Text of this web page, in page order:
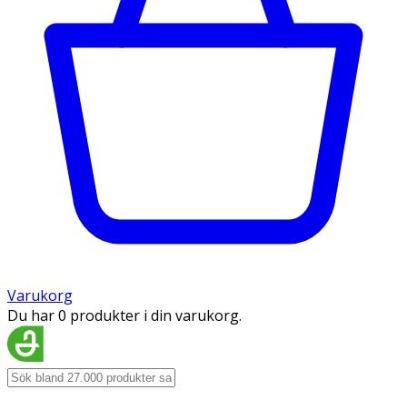
Varukorg
Du har 0 produkter i din varukorg.